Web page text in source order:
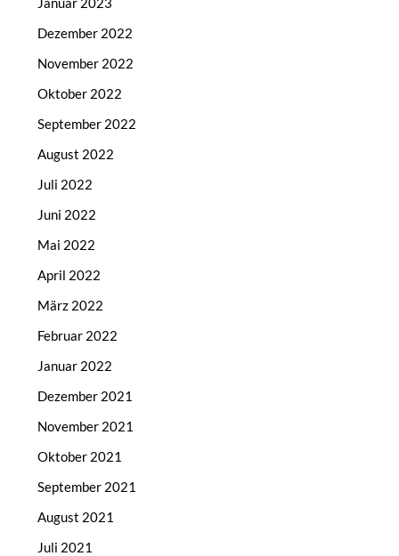
Dezember 2022
November 2022
Oktober 2022
September 2022
August 2022
Juli 2022
Juni 2022
Mai 2022
April 2022
März 2022
Februar 2022
Januar 2022
Dezember 2021
November 2021
Oktober 2021
September 2021
August 2021
Juli 2021